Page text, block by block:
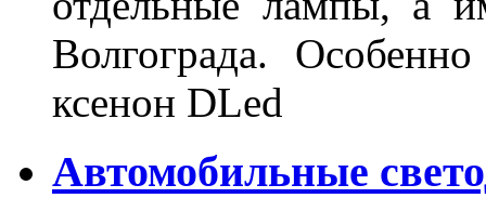
Волгограда.
ксенон DLed
Автомобильные